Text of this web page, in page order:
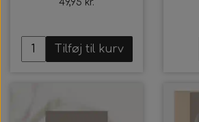
49,95 kr.
Tilføj til kurv